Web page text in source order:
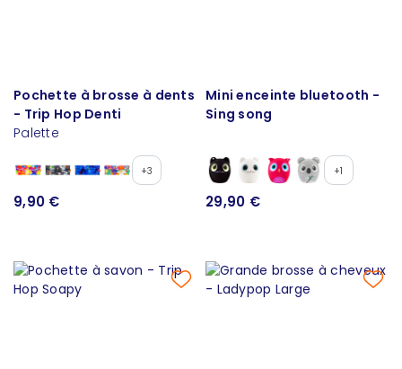
Pochette à brosse à dents
- Trip Hop Denti
Palette
+3
9,90 €
Mini enceinte bluetooth -
Sing song
+1
29,90 €